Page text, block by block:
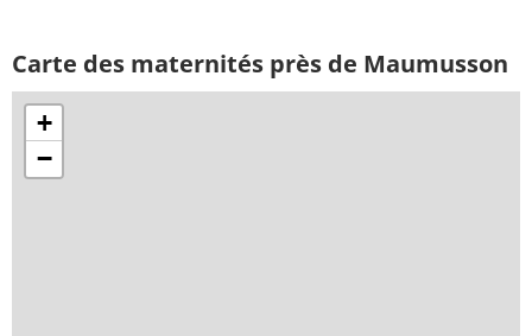
Carte des maternités près de Maumusson
+
−